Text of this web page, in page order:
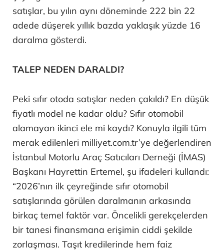
satışlar, bu yılın aynı döneminde 222 bin 22
adede düşerek yıllık bazda yaklaşık yüzde 16
daralma gösterdi.
TALEP NEDEN DARALDI?
Peki sıfır otoda satışlar neden çakıldı? En düşük
fiyatlı model ne kadar oldu? Sıfır otomobil
alamayan ikinci ele mi kaydı? Konuyla ilgili tüm
merak edilenleri milliyet.com.tr’ye değerlendiren
İstanbul Motorlu Araç Satıcıları Derneği (İMAS)
Başkanı Hayrettin Ertemel, şu ifadeleri kullandı:
“2026’nın ilk çeyreğinde sıfır otomobil
satışlarında görülen daralmanın arkasında
birkaç temel faktör var. Öncelikli gerekçelerden
bir tanesi finansmana erişimin ciddi şekilde
zorlaşması. Taşıt kredilerinde hem faiz